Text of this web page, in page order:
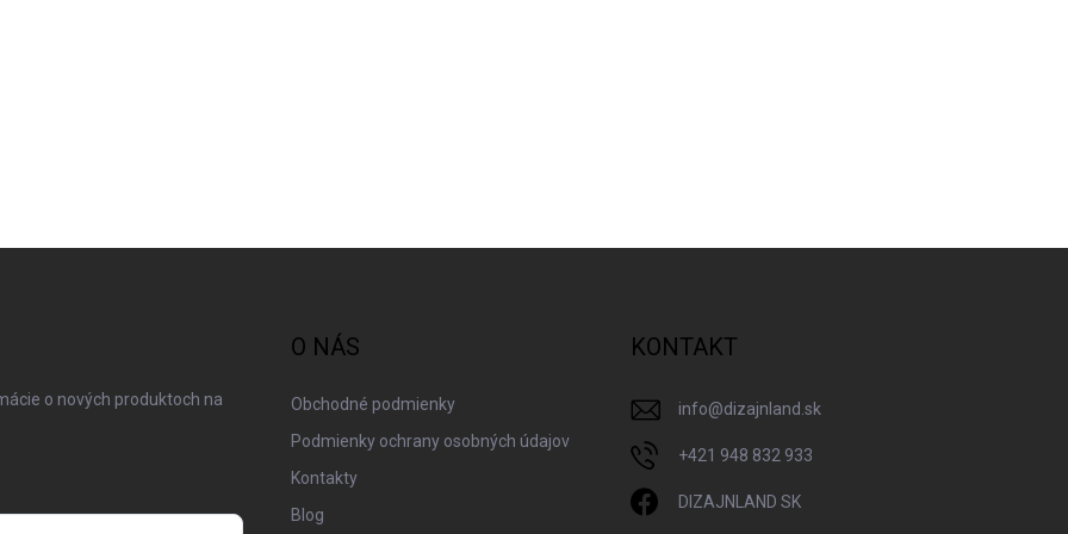
o nových produktoch na
O NÁS
Obchodné podmienky
Podmienky ochrany osobných údajov
Kontakty
Blog
KONTAKT
info@dizajnland.sk
+421 948 832 933
DIZAJNLAND SK